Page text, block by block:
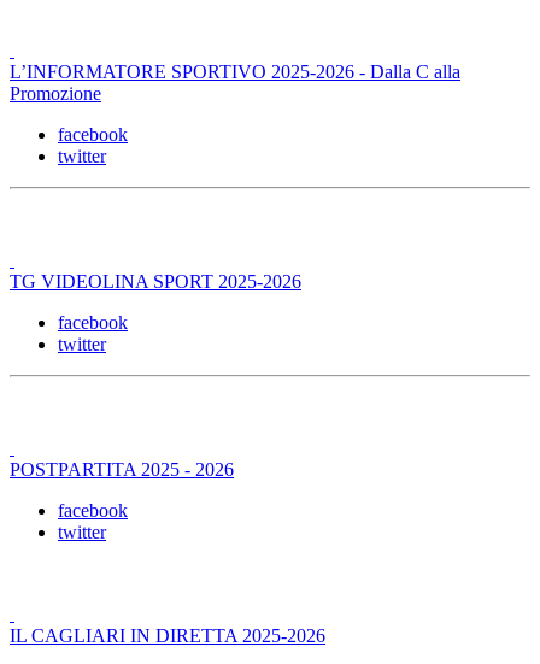
L’INFORMATORE SPORTIVO 2025-2026 - Dalla C alla
Promozione
facebook
twitter
TG VIDEOLINA SPORT 2025-2026
facebook
twitter
POSTPARTITA 2025 - 2026
facebook
twitter
IL CAGLIARI IN DIRETTA 2025-2026